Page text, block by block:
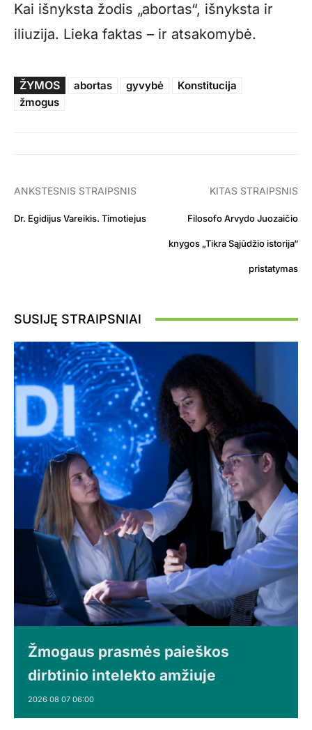
Kai išnyksta žodis „abortas“, išnyksta ir
iliuzija. Lieka faktas – ir atsakomybė.
ŽYMOS abortas gyvybė
Konstitucija
žmogus
ANKSTESNIS STRAIPSNIS
Dr. Egidijus Vareikis. Timotiejus
KITAS STRAIPSNIS
Filosofo Arvydo Juozaičio
knygos „Tikra Sąjūdžio istorija“
pristatymas
SUSIJĘ STRAIPSNIAI
Žmogaus prasmės paieškos
dirbtinio intelekto amžiuje
2026 08 07 06:00